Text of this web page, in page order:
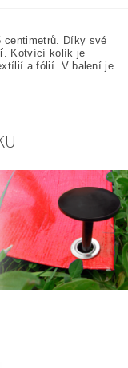
centimetrů. Díky své
. Kotvící kolík je
a fólií. V balení je